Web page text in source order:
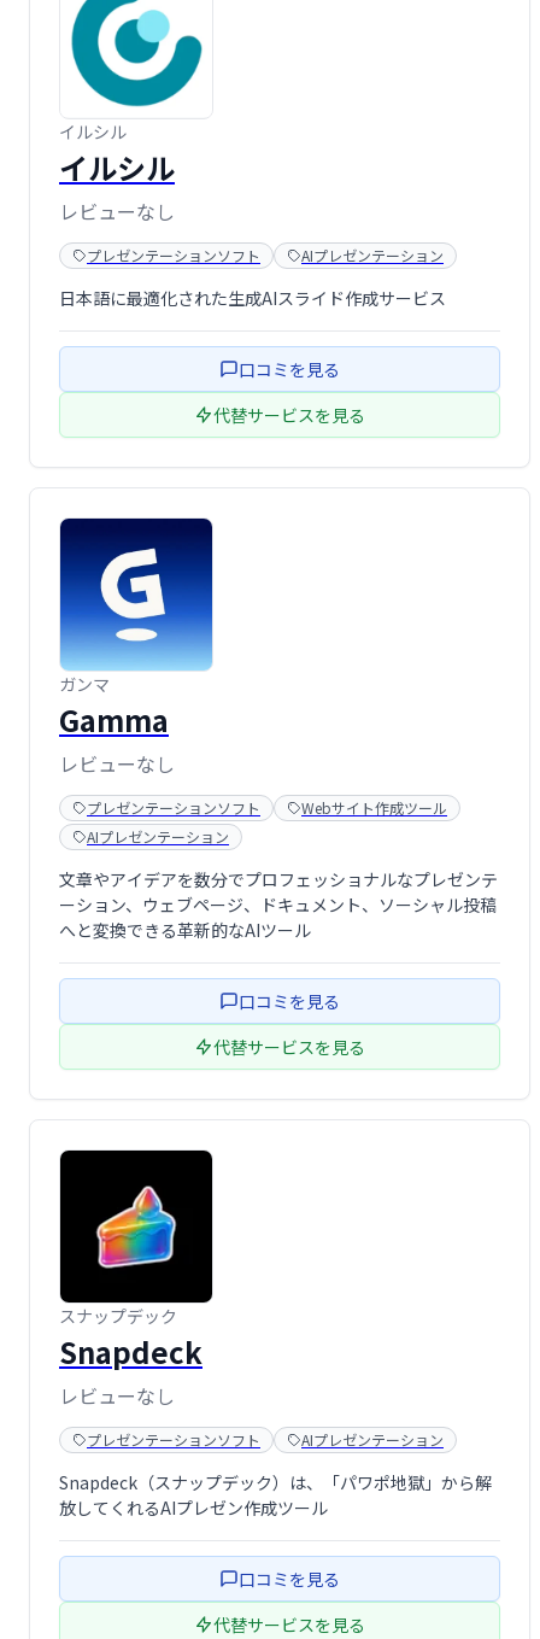
イルシル
イルシル
レビューなし
プレゼンテーションソフト AIプレゼンテーション
日本語に最適化された生成AIスライド作成サービス
口コミを見る
代替サービスを見る
ガンマ
Gamma
レビューなし
プレゼンテーションソフト
Webサイト作成ツール
AIプレゼンテーション
文章やアイデアを数分でプロフェッショナルなプレゼンテ
ーション、ウェブページ、ドキュメント、ソーシャル投稿
へと変換できる革新的なAIツール
口コミを見る
代替サービスを見る
スナップデック
Snapdeck
レビューなし
プレゼンテーションソフト AIプレゼンテーション
Snapdeck（スナップデック）は、「パワポ地獄」から解
放してくれるAIプレゼン作成ツール
口コミを見る
代替サービスを見る